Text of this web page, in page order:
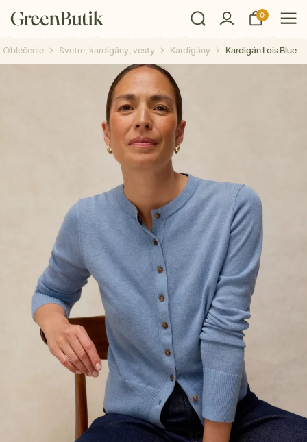
0
Oblečenie Svetre, kardigány, vesty Kardigány Kardigán Lois Blue